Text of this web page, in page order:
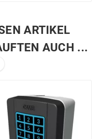
ARTIKEL
AUCH ...